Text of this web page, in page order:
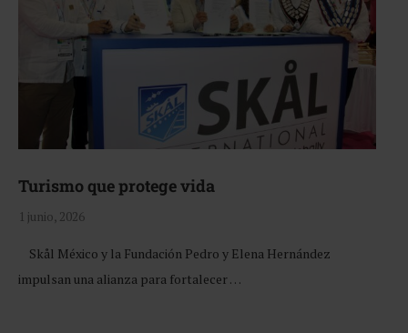
Turismo que protege vida
1 junio, 2026
Skål México y la Fundación Pedro y Elena Hernández
impulsan una alianza para fortalecer …